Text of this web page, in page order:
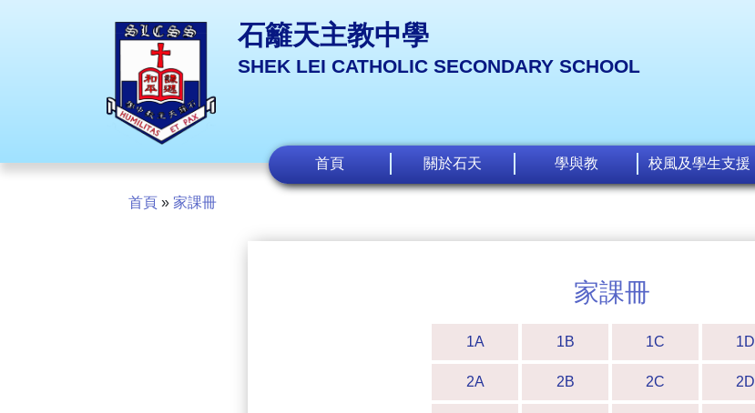
石籬天主教中學
SHEK LEI CATHOLIC SECONDARY SCHOOL
首頁 關於石天 學與教 校風及學生支援
首頁 » 家課冊
家課冊
1A 1B 1C 1D
2A 2B 2C 2D